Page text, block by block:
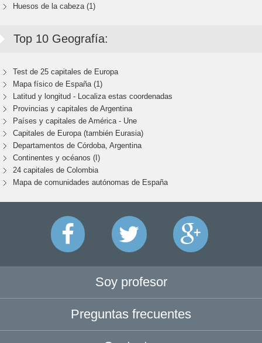
Huesos de la cabeza (1)
Top 10 Geografía:
Test de 25 capitales de Europa
Mapa físico de España (1)
Latitud y longitud - Localiza estas coordenadas
Provincias y capitales de Argentina
Países y capitales de América - Une
Capitales de Europa (también Eurasia)
Departamentos de Córdoba, Argentina
Continentes y océanos (I)
24 capitales de Colombia
Mapa de comunidades autónomas de España
Soy profesor
Preguntas frecuentes